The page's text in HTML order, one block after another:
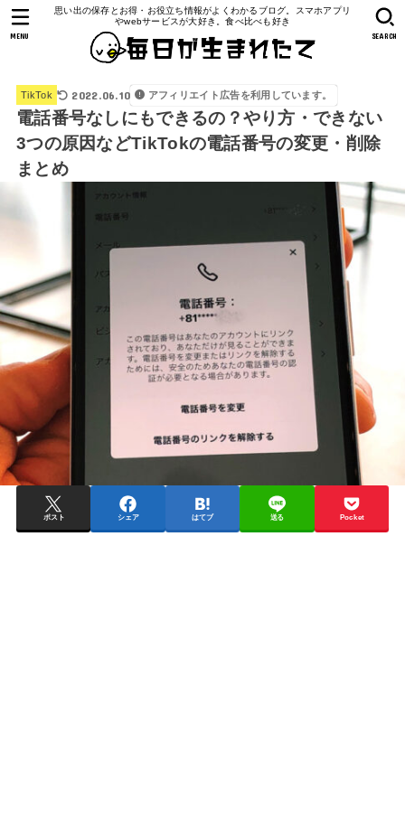
思い出の保存とお得・お役立ち情報がよくわかるブログ。スマホアプリ
やwebサービスが大好き。食べ比べも好き
SEARCH
MENU
TikTok 2022.06.10 アフィリエイト広告を利用しています。
電話番号なしにもできるの？やり方・できない
3つの原因などTikTokの電話番号の変更・削除
まとめ
ポスト シェア はてブ 送る Pocket